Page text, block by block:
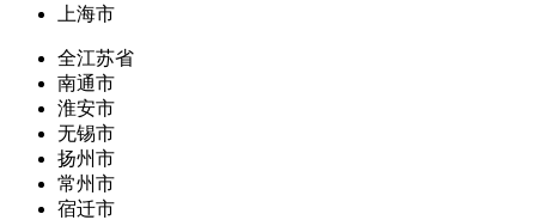
上海市
全江苏省
南通市
淮安市
无锡市
扬州市
常州市
宿迁市